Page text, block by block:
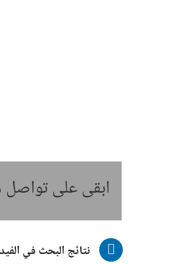
ابقى على
نتائج البحث في